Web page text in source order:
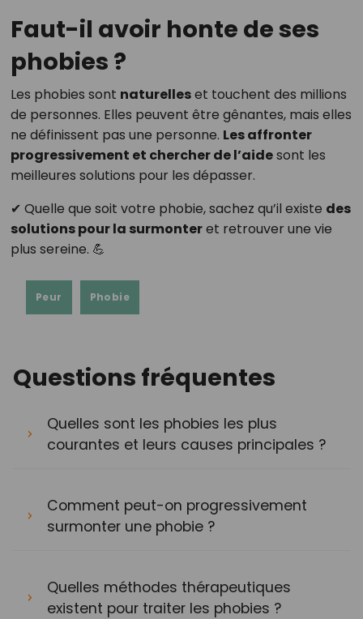
Faut-il avoir honte de ses
phobies ?
Les phobies sont naturelleset touchent des millions
de personnes. Elles peuvent être gênantes, mais elles
ne définissent pas une personne. Les affronter
progressivement et chercher de l’aidesont les
meilleures solutions pour les dépasser.
✔ Quelle que soit votre phobie, sachez qu’il existe des
solutions pour la surmonteret retrouver une vie
plus sereine. 💪
Peur Phobie
Questions fréquentes
Quelles sont les phobies les plus
courantes et leurs causes principales ?
Comment peut-on progressivement
surmonter une phobie ?
Quelles méthodes thérapeutiques
existent pour traiter les phobies ?